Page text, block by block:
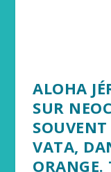
ALOHA
SUR
SOUVENT
VATA,
ORANGE.